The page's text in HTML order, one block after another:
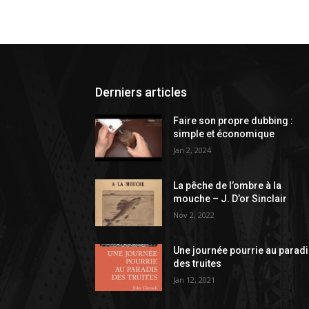
Derniers articles
Faire son propre dubbing :
simple et économique
Jan 2, 2024
La pêche de l’ombre à la
mouche – J. D’or Sinclair
Nov 2, 2022
Une journée pourrie au
des truites
Jan 12, 2021